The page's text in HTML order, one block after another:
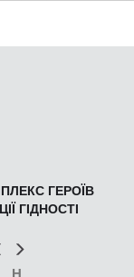
ГЕРОЇВ
ГІДНОСТІ
Попер